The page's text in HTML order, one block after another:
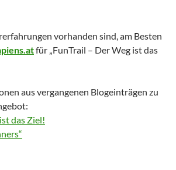
vorhanden sind, am Besten
für „FunTrail – Der Weg ist das
aus vergangenen Blogeinträgen zu
das Ziel!